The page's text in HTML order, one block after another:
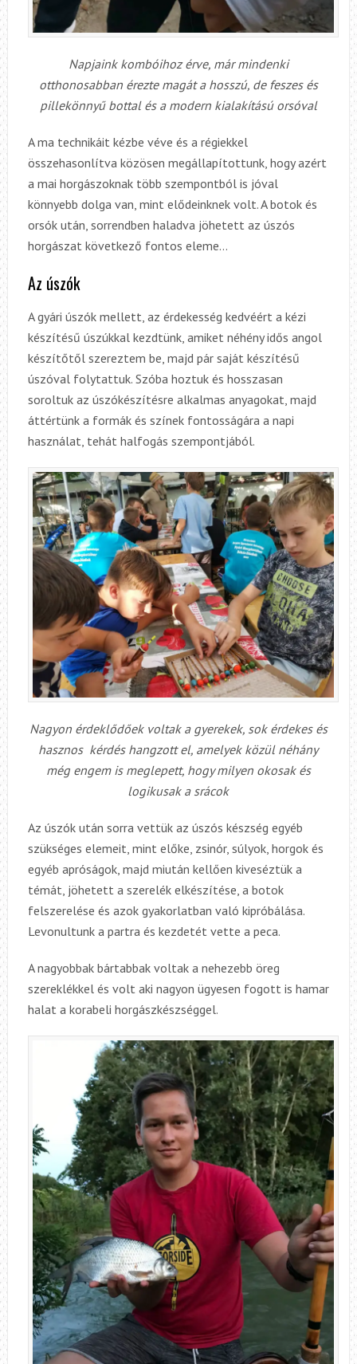
Napjaink kombóihoz érve, már mindenki
otthonosabban érezte magát a hosszú, de feszes és
pillekönnyű bottal és a modern kialakítású orsóval
A ma technikáit kézbe véve és a régiekkel
összehasonlítva közösen megállapítottunk, hogy azért
a mai horgászoknak több szempontból is jóval
könnyebb dolga van, mint elődeinknek volt. A botok és
orsók után, sorrendben haladva jöhetett az úszós
horgászat következő fontos eleme…
Az úszók
A gyári úszók mellett, az érdekesség kedvéért a kézi
készítésű úszúkkal kezdtünk, amiket néhény idős angol
készítőtől szereztem be, majd pár saját készítésű
úszóval folytattuk. Szóba hoztuk és hosszasan
soroltuk az úszókészítésre alkalmas anyagokat, majd
áttértünk a formák és színek fontosságára a napi
használat, tehát halfogás szempontjából.
Nagyon érdeklődőek voltak a gyerekek, sok érdekes és
hasznos kérdés hangzott el, amelyek közül néhány
még engem is meglepett, hogy milyen okosak és
logikusak a srácok
Az úszók után sorra vettük az úszós készség egyéb
szükséges elemeit, mint előke, zsinór, súlyok, horgok és
egyéb apróságok, majd miután kellően kiveséztük a
témát, jöhetett a szerelék elkészítése, a botok
felszerelése és azok gyakorlatban való kipróbálása.
Levonultunk a partra és kezdetét vette a peca.
A nagyobbak bártabbak voltak a nehezebb öreg
szereklékkel és volt aki nagyon ügyesen fogott is hamar
halat a korabeli horgászkészséggel.